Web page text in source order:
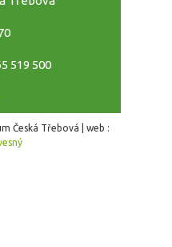
519 500
Česká Třebová | web :